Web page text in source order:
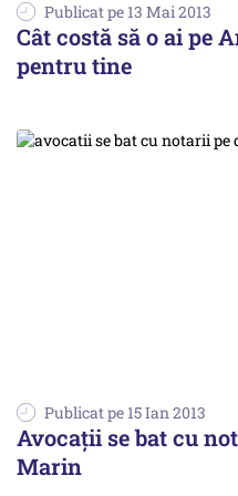
Publicat pe 13 Mai 2013
Cât costă să o ai pe
pentru tine
Publicat pe 15 Ian 2013
Avocații se bat cu
Marin